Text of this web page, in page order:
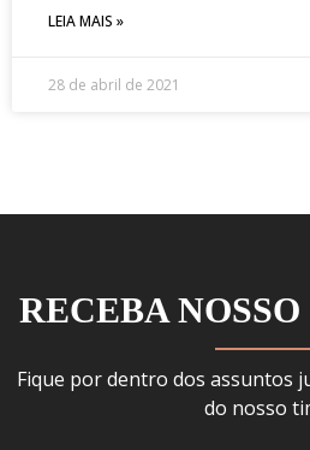
LEIA MAIS »
28 de abril de 2021
RECEBA
Fique por dentro dos assuntos
do nosso